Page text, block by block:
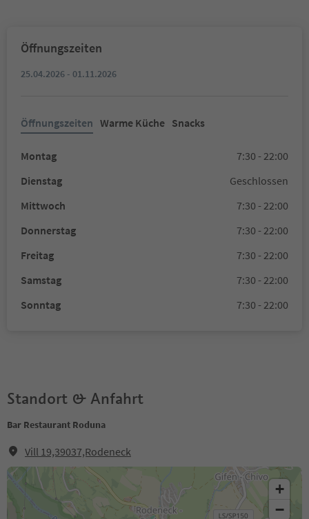
Öffnungszeiten
25.04.2026 - 01.11.2026
Öffnungszeiten Warme Küche Snacks
Montag
7:30 - 22:00
Dienstag
Geschlossen
Mittwoch
7:30 - 22:00
Donnerstag
7:30 - 22:00
Freitag
7:30 - 22:00
Samstag
7:30 - 22:00
Sonntag
7:30 - 22:00
Standort & Anfahrt
Bar Restaurant Roduna
Vill 19,39037,Rodeneck
+
−